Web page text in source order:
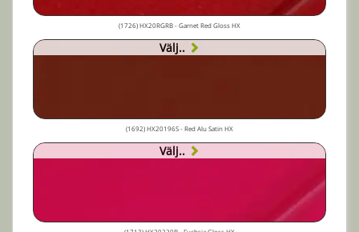
(1726) HX20RGRB - Garnet Red Gloss HX
Välj..
(1692) HX20196S - Red Alu Satin HX
Välj..